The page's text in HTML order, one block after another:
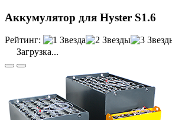
Аккумулятор для Hyster S1.6
Рейтинг:
Загрузка...